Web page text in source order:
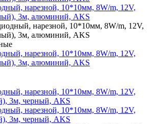
нарезной, 10*10мм, 8W/m, 12V,
3м, алюминий, AKS
нарезной, 10*10мм, 8W/m, 12V,
3м, алюминий, AKS
нарезной, 10*10мм, 8W/m, 12V,
3м, черный, AKS
нарезной, 10*10мм, 8W/m, 12V,
3м, черный, AKS